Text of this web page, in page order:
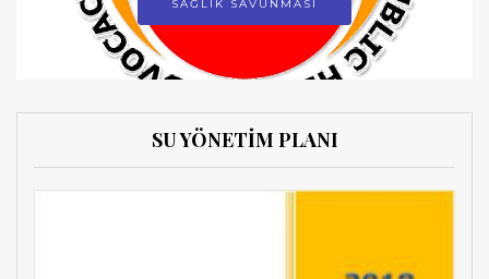
SAĞLIK SAVUNMASI
SU YÖNETİM PLANI